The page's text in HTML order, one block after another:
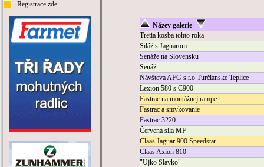
Registrace zde.
Název galerie
Tretia kosba tohto roka
Siláž s Jaguarom
Senáže na Slovensku
Senáž
Návšteva AFG s.r.o Turčianske Teplice
Lexion 580 s C900
Fastrac na montážnej rampe
Fastrac a smykovanie
Fastrac 3220
Červená sila MF
Claas Jaguar 900 Speedstar
Claas Axion 810
"Ujko Slavko"